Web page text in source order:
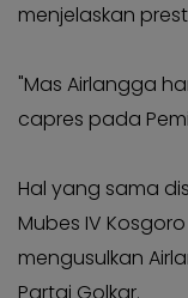
menjelaskan
"Mas Airlangga
capres pada
Hal yang sama
Mubes IV
mengusulkan